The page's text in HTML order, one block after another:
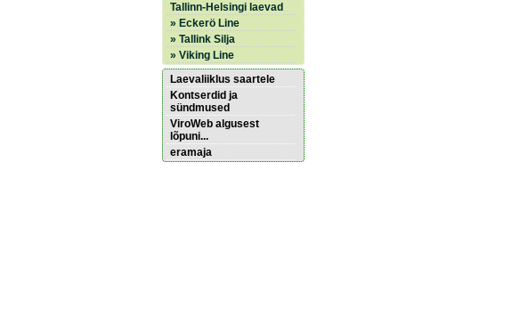
Tallinn-Helsingi laevad
» Eckerö Line
» Tallink Silja
» Viking Line
Laevaliiklus saartele
Kontserdid ja
sündmused
ViroWeb algusest
lõpuni...
eramaja